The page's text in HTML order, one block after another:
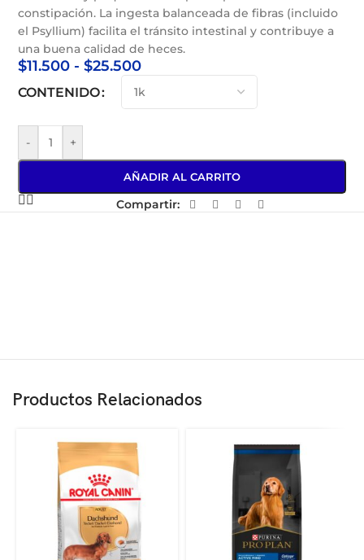
constipación. La ingesta balanceada de fibras (incluido
el Psyllium) facilita el tránsito intestinal y contribuye a
una buena calidad de heces.
$11.500 - $25.500
CONTENIDO
- +
AÑADIR AL CARRITO
Compartir:
Productos Relacionados